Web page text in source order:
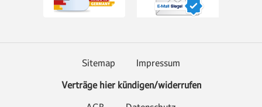
Sitemap
Impressum
Verträge hier kündigen/widerrufen